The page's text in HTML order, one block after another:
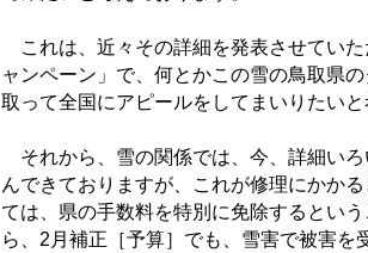
これは、近々その詳細を発表させてい
ャンペーン」で、何とかこの雪の鳥取県
取って全国にアピールをしてまいりたいと
それから、雪の関係では、今、詳細い
んできておりますが、これが修理にかか
ては、県の手数料を特別に免除するとい
ら、2月補正［予算］でも、雪害で被害